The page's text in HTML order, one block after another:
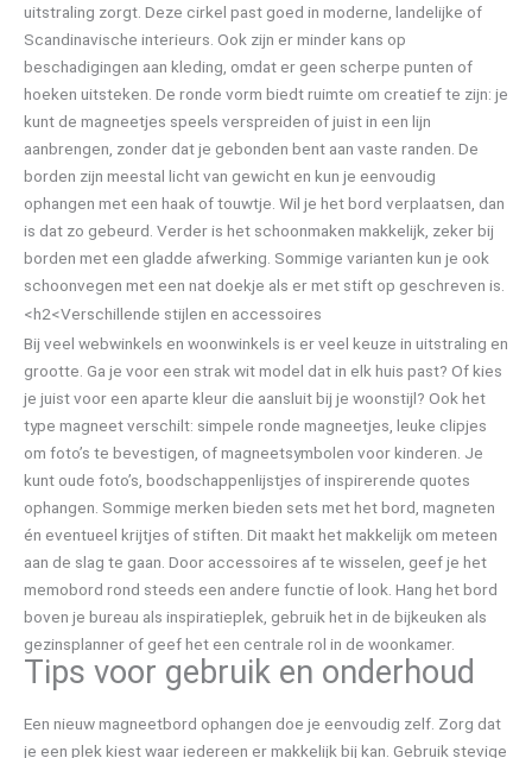
uitstraling zorgt. Deze cirkel past goed in moderne, landelijke of
Scandinavische interieurs. Ook zijn er minder kans op
beschadigingen aan kleding, omdat er geen scherpe punten of
hoeken uitsteken. De ronde vorm biedt ruimte om creatief te zijn: je
kunt de magneetjes speels verspreiden of juist in een lijn
aanbrengen, zonder dat je gebonden bent aan vaste randen. De
borden zijn meestal licht van gewicht en kun je eenvoudig
ophangen met een haak of touwtje. Wil je het bord verplaatsen, dan
is dat zo gebeurd. Verder is het schoonmaken makkelijk, zeker bij
borden met een gladde afwerking. Sommige varianten kun je ook
schoonvegen met een nat doekje als er met stift op geschreven is.
<h2<Verschillende stijlen en accessoires
Bij veel webwinkels en woonwinkels is er veel keuze in uitstraling en
grootte. Ga je voor een strak wit model dat in elk huis past? Of kies
je juist voor een aparte kleur die aansluit bij je woonstijl? Ook het
type magneet verschilt: simpele ronde magneetjes, leuke clipjes
om foto’s te bevestigen, of magneetsymbolen voor kinderen. Je
kunt oude foto’s, boodschappenlijstjes of inspirerende quotes
ophangen. Sommige merken bieden sets met het bord, magneten
én eventueel krijtjes of stiften. Dit maakt het makkelijk om meteen
aan de slag te gaan. Door accessoires af te wisselen, geef je het
memobord rond steeds een andere functie of look. Hang het bord
boven je bureau als inspiratieplek, gebruik het in de bijkeuken als
gezinsplanner of geef het een centrale rol in de woonkamer.
Tips voor gebruik en onderhoud
Een nieuw magneetbord ophangen doe je eenvoudig zelf. Zorg dat
je een plek kiest waar iedereen er makkelijk bij kan. Gebruik stevige